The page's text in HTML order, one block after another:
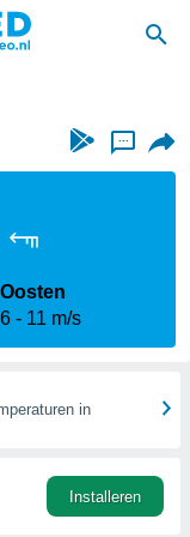
...
Oosten
6
11 m/s
in
Installeren